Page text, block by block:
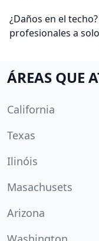
¿Daños en el
profesionales a
ÁREAS QUE
California
Texas
Ilinóis
Masachusets
Arizona